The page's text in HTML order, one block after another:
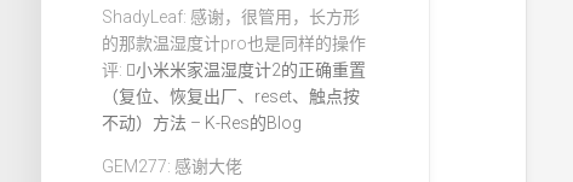
ShadyLeaf: 感谢，很管用，长方形
的那款温湿度计pro也是同样的操作
评:
小米米家温湿度计2的正确重置
（复位、恢复出厂、reset、触点按
不动）方法 – K-Res的Blog
GEM277: 感谢大佬